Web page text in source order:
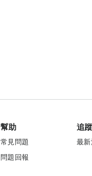
幫助
常見問題
問題回報
追
最